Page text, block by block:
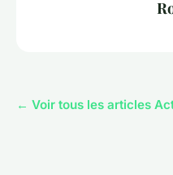
← Voir tous les articles